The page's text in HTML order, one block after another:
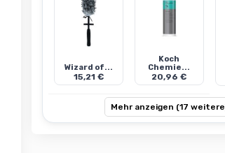
Wizard of...
15,21 €
Koch
Chemie...
20,96 €
Mehr anzeigen (17